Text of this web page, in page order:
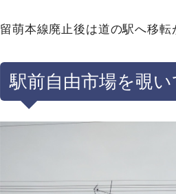
留萌本線廃止後は道の駅へ移転
駅前自由市場を覗い